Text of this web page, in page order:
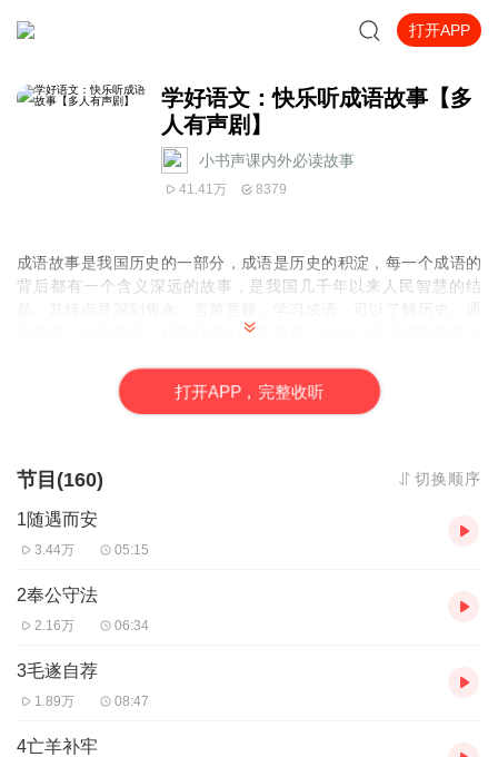
打开APP
学好语文：快乐听成语故事【多
人有声剧】
小书声课内外必读故事
41.41万 8379
成语故事是我国历史 的一部分 ，成语是历史的积淀，每一个成语的
背后都有一个含义深远的故事，是我国几千年以来人民智慧的结
达事理、学习知识、积累优美的语言素材。所以，学习成语是青少
如何让成语故事更有趣呢？文若儿童团专门针对六岁以上学龄儿童
制作了多人有声剧，让成语既好听，又有画面感，让孩子感到有
本专辑内容特色：
故事。让孩子听着有趣，用着精准。
2、 录制创新：为了能让孩子更好的集中注意力倾听与理解，采用了
打开APP，完整收听
节目(160) 切换顺序
1随遇而安
3.44万 05:15
2奉公守法
2.16万 06:34
3毛遂自荐
1.89万 08:47
4亡羊补牢